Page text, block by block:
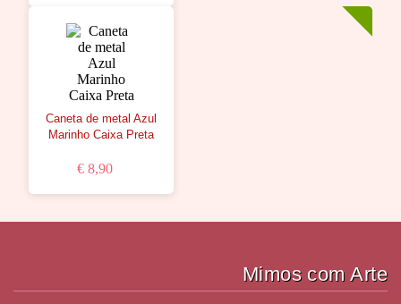
Caneta de metal Azul
Marinho Caixa Preta
€ 8,90
Mimos com Arte